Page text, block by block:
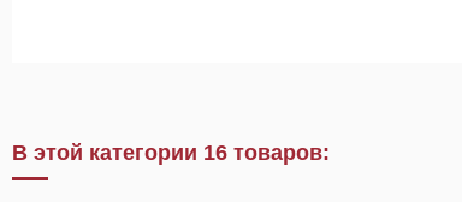
В этой категории 16 товаров: